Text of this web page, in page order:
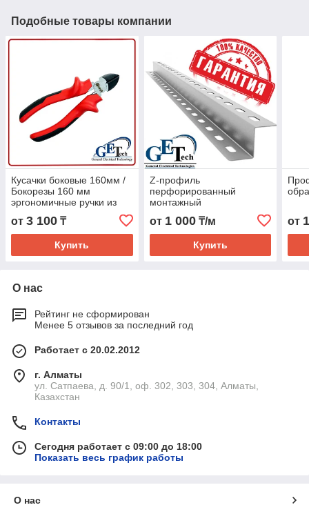
Подобные товары компании
Кусачки боковые 160мм /
Бокорезы 160 мм
эргономичные ручки из
двухкомпонентного
PP/TPR пластиков
от 3 100 ₸
Купить
Z-профиль
перфорированный
монтажный
от 1 000₸/м
Купить
от
О нас
Рейтинг не сформирован
Менее 5 отзывов за последний год
Работает с 20.02.2012
г. Алматы
ул. Сатпаева, д. 90/1, оф. 302, 303, 304, Алматы,
Казахстан
Контакты
Сегодня работает с 09:00 до 18:00
Показать весь график работы
О нас